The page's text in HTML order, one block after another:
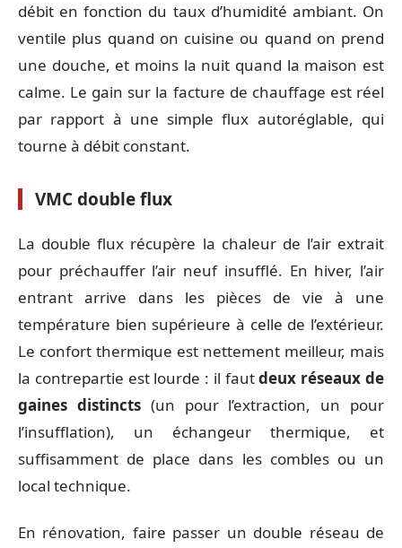
débit en fonction du taux d’humidité ambiant. On
ventile plus quand on cuisine ou quand on prend
une douche, et moins la nuit quand la maison est
calme. Le gain sur la facture de chauffage est réel
par rapport à une simple flux autoréglable, qui
tourne à débit constant.
VMC double flux
La double flux récupère la chaleur de l’air extrait
pour préchauffer l’air neuf insufflé. En hiver, l’air
entrant arrive dans les pièces de vie à une
température bien supérieure à celle de l’extérieur.
Le confort thermique est nettement meilleur, mais
la contrepartie est lourde : il fautdeux réseaux de
gaines distincts(un pour l’extraction, un pour
l’insufflation), un échangeur thermique, et
suffisamment de place dans les combles ou un
local technique.
En rénovation, faire passer un double réseau de